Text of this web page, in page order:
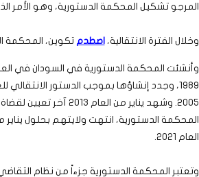
المرجو تشكيل المحكمة الدستورية، وهو الأمر
وخلال الفترة الانتقالية،اصطدم تكوين، المحكمة
وأنشئت المحكمة الدستورية في السودان في
1989، وجدد إنشاؤها بموجب الدستور الانتقالي
2005. وشهد يناير من العام 2013 آخر تعيين لقضاة
المحكمة الدستورية، انتهت ولايتهم بحلول يناير
العام 2021.
وتعتبر المحكمة الدستورية جزءاً من نظام